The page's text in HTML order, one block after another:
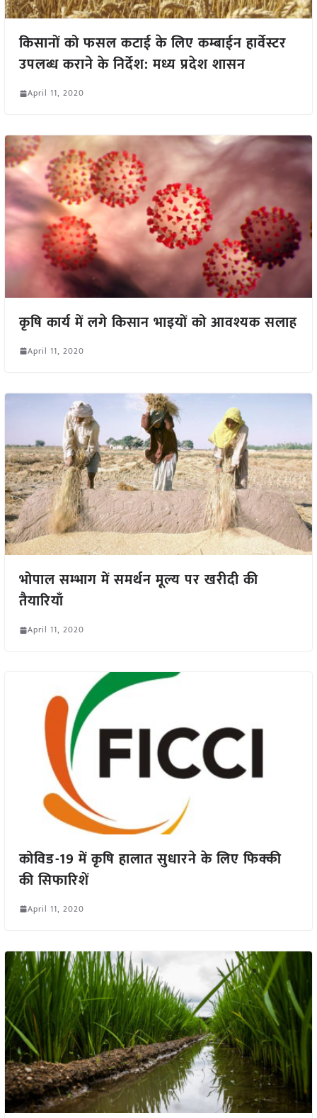
किसानों को फसल कटाई के लिए कम्बाईन हार्वेस्टर
उपलब्ध कराने के निर्देश: मध्य प्रदेश शासन
April 11, 2020
कृषि कार्य में लगे किसान भाइयों को आवश्यक सलाह
April 11, 2020
भोपाल सम्भाग में समर्थन मूल्य पर खरीदी की
तैयारियाँ
April 11, 2020
कोविड-19 में कृषि हालात सुधारने के लिए फिक्की
की सिफारिशें
April 11, 2020